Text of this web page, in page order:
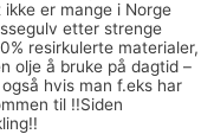
er mange i Norge
etter strenge
resirkulerte materialer,
olje å bruke på dagtid –
hvis man f.eks har
til !!Siden